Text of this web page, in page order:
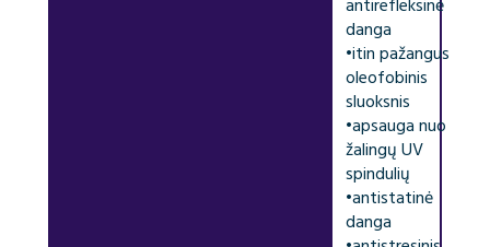
danga
•itin pažangus
oleofobinis
sluoksnis
•apsauga nuo
žalingų UV
spindulių
•antistatinė
danga